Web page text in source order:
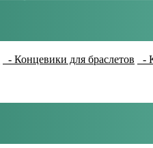
- Концевики для браслетов -